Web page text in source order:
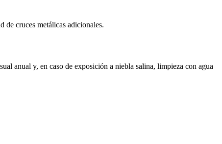
de cruces metálicas adicionales.
anual y, en caso de exposición a niebla salina, limpieza con agua